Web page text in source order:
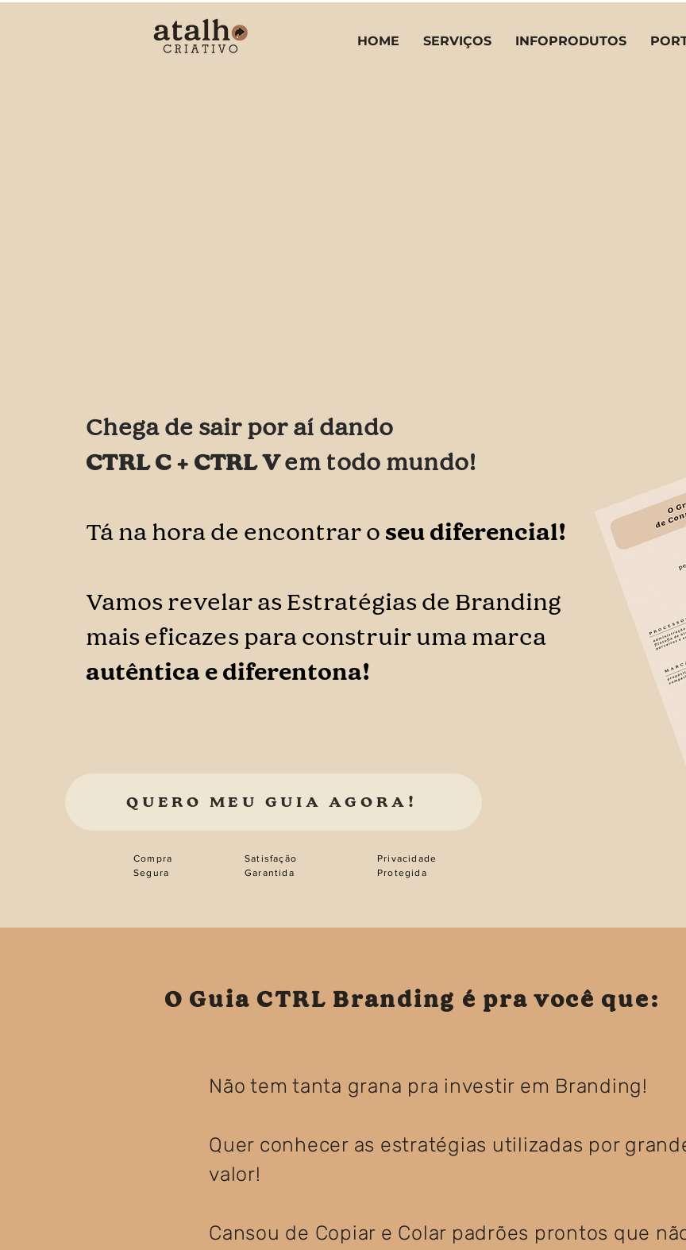
HOME SERVIÇOS INFOPRODUTOS
Chega de sair por aí dando
CTRL C + CTRL Vem todo mundo!
Tá na hora de encontrar o seu diferencial!
Vamos revelar as Estratégias de Branding
mais eficazes para construir uma marca
autêntica e diferentona!
QUERO MEU GUIA AGORA!
Compra
Segura
Satisfação
Garantida
Privacidade
Protegida
O Guia CTRL Branding é pra você que:
Não tem tanta grana pra investir em Branding!
Quer conhecer as estratégias utilizadas por
valor!
Cansou de Copiar e Colar padrões prontos que